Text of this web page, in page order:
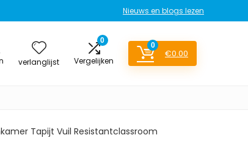
Nieuws en blogs lezen
verlanglijst
0
Vergelijken
0
€0.00
Tapijt Vuil Resistantclassroom